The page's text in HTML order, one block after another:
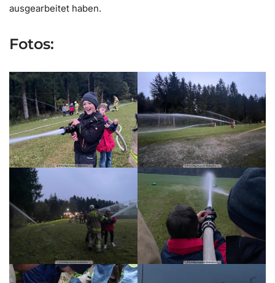
ausgearbeitet haben.
Fotos: